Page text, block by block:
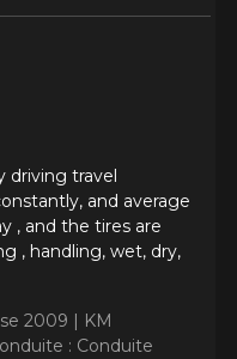
driving travel
and average
, and the tires are
, handling, wet, dry,
2009 | KM
: Conduite